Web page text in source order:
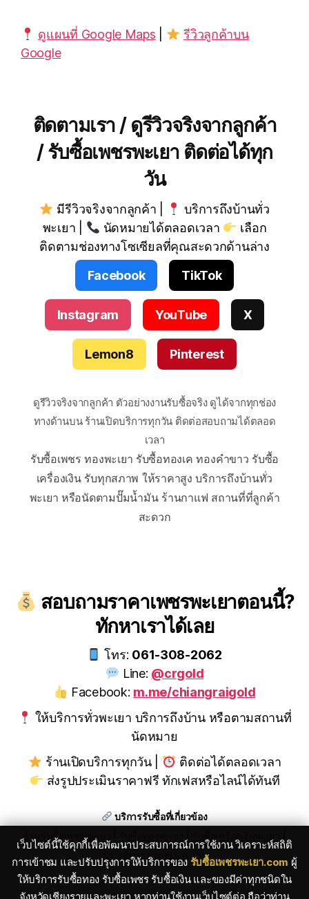
ดูแผนที่ Google Maps
รีวิวลูกค้าบน
Google
ติดตามเรา / ดูรีวิวจริงจากลูกค้า
/ รับซื้อเพชรพะเยา ติดต่อได้ทุก
วัน
มีรีวิวจริงจากลูกค้า |
บริการถึงบ้านทั่ว
พะเยา |
นัดหมายได้ตลอดเวลา
เลือก
ติดตามช่องทางโซเซียลที่คุณสะดวกด้านล่าง
Facebook
TikTok
Instagram YouTube X
Lemon8 Pinterest
ดูรีวิวจริงจากลูกค้า ตัวอย่างงานรับซื้อจริง ดูได้จากทุกช่อง
ทางด้านบน ร้านเปิดบริการทุกวัน ติดต่อสอบถามได้ตลอด
เวลา
รับซื้อเพชร ทองพะเยา รับซื้อทองเค ทองคำขาว รับซื้อ
เครื่องเงิน รับทุกสภาพ ให้ราคาสูง บริการถึงบ้านทั่ว
พะเยา หรือนัดตามปั๊มน้ำมัน ร้านกาแฟ สถานที่ที่ลูกค้า
สะดวก
สอบถามราคาเพชรพะเยาตอนนี้?
ทักหาเราได้เลย
โทร: 061-308-2062
Line: @crgold
Facebook: m.me/chiangraigold
ให้บริการทั่วพะเยา บริการถึงบ้าน หรือตามสถานที่
นัดหมาย
ร้านเปิดบริการทุกวัน |
ติดต่อได้ตลอดเวลา
ส่งรูปประเมินราคาฟรี ทักเฟสหรือไลน์ได้ทันที
บริการรับซื้อที่เกี่ยวข้อง
ร้านรับซื้อเพชรพะเยา
ประเมินราคาเพชร พะเยา
เว็บไซต์นี้ใช้คุกกี้เพื่อพัฒนาประสบการณ์การใช้งาน วิเคราะห์สถิติ
การเข้าชม และปรับปรุงการให้บริการของ รับซื้อเพชรพะเยา.com ผู้
ให้บริการรับซื้อทอง รับซื้อเพชร รับซื้อเงิน และของมีค่าทุกชนิดใน